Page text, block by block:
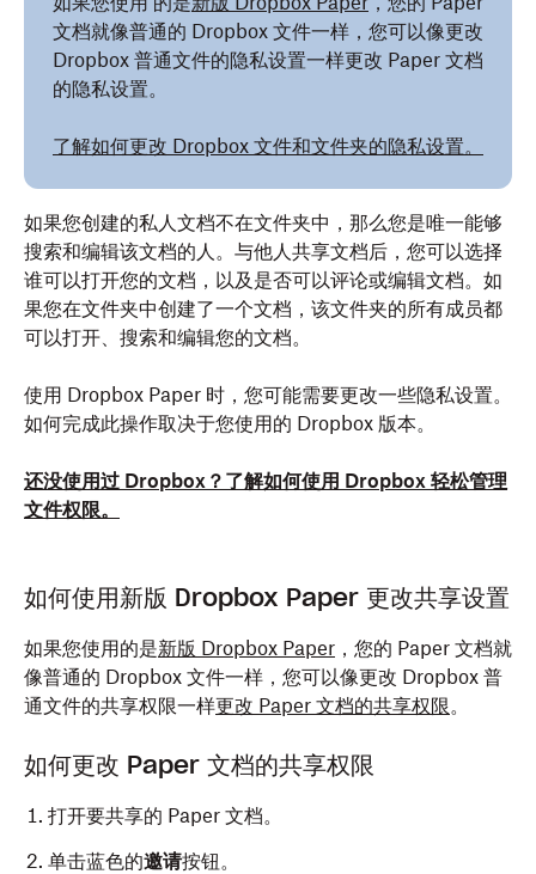
文档就像普通的 Dropbox 文件一样，您可以像更改
Dropbox 普通文件的隐私设置一样更改 Paper 文档
的隐私设置。
了解如何更改 Dropbox 文件和文件夹的隐私设置。
如果您创建的私人文档不在文件夹中，那么您是唯一能够
搜索和编辑该文档的人。与他人共享文档后，您可以选择
谁可以打开您的文档，以及是否可以评论或编辑文档。如
果您在文件夹中创建了一个文档，该文件夹的所有成员都
可以打开、搜索和编辑您的文档。
使用 Dropbox Paper 时，您可能需要更改一些隐私设置。
如何完成此操作取决于您使用的 Dropbox 版本。
还没使用过 Dropbox？了解如何使用 Dropbox 轻松管理
文件权限。
如何使用新版 Dropbox Paper 更改共享设置
如果您使用的是新版 Dropbox Paper ，您的 Paper 文档就
像普通的 Dropbox 文件一样，您可以像更改 Dropbox 普
通文件的共享权限一样更改 Paper 文档的共享权限。
如何更改 Paper 文档的共享权限
打开要共享的 Paper 文档。
单击蓝色的邀请按钮。